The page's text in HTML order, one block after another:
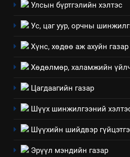
Улсын бүртгэлийн хэлтэс
Ус, цаг уур, орчны
Хүнс, хөдөө аж ахуйн газар
Хөдөлмөр, халамжийн
Цагдаагийн газар
Шүүх шинжилгээний
Шүүхийн шийдвэр
Эрүүл мэндийн газар
3
4
Төрийн
ТАЗ-ЫН